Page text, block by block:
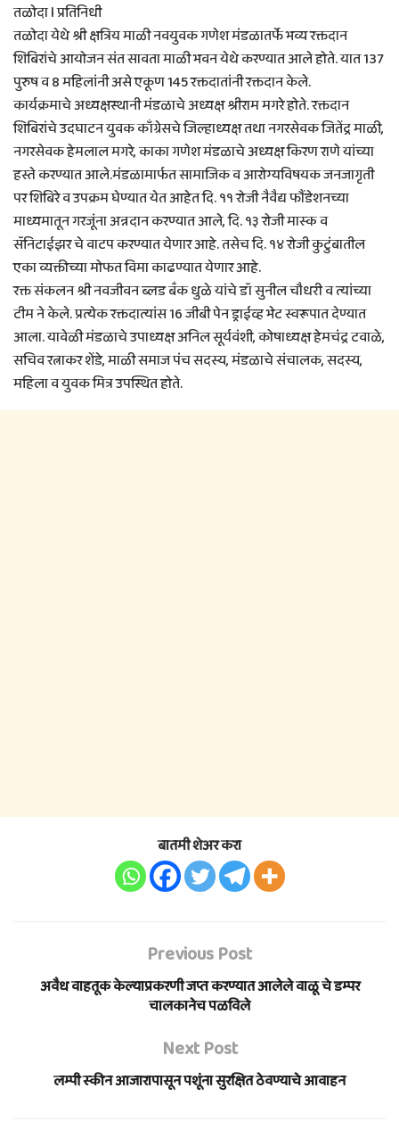
तळोदा l प्रतिनिधी
तळोदा येथे श्री क्षत्रिय माळी नवयुवक गणेश मंडळातर्फे भव्य रक्तदान
शिबिरांचे आयोजन संत सावता माळी भवन येथे करण्यात आले होते. यात 137
पुरुष व 8 महिलांनी असे एकूण 145 रक्तदातांनी रक्तदान केले.
कार्यक्रमाचे अध्यक्षस्थानी मंडळाचे अध्यक्ष श्रीराम मगरे होते. रक्तदान
शिबिरांचे उदघाटन युवक काँग्रेसचे जिल्हाध्यक्ष तथा नगरसेवक जितेंद्र माळी,
नगरसेवक हेमलाल मगरे, काका गणेश मंडळाचे अध्यक्ष किरण राणे यांच्या
हस्ते करण्यात आले.मंडळामार्फत सामाजिक व आरोग्यविषयक जनजागृती
पर शिबिरे व उपक्रम घेण्यात येत आहेत दि. ११ रोजी नैवैद्य फौंडेशनच्या
माध्यमातून गरजूंना अन्नदान करण्यात आले, दि. १३ रोजी मास्क व
सॅनिटाईझर चे वाटप करण्यात येणार आहे. तसेच दि. १४ रोजी कुटुंबातील
एका व्यक्तीच्या मोफत विमा काढण्यात येणार आहे.
रक्त संकलन श्री नवजीवन ब्लड बँक धुळे यांचे डॉ सुनील चौधरी व त्यांच्या
टीम ने केले. प्रत्येक रक्तदात्यांस 16 जीबी पेन ड्राईव्ह भेट स्वरूपात देण्यात
आला. यावेळी मंडळाचे उपाध्यक्ष अनिल सूर्यवंशी, कोषाध्यक्ष हेमचंद्र टवाळे,
सचिव रत्नाकर शेंडे, माळी समाज पंच सदस्य, मंडळाचे संचालक, सदस्य,
महिला व युवक मित्र उपस्थित होते.
बातमी शेअर करा
Previous Post
अवैध वाहतूक केल्याप्रकरणी जप्त करण्यात आलेले वाळू चे डम्पर
चालकानेच पळविले
Next Post
लम्पी स्कीन आजारापासून पशूंना सुरक्षित ठेवण्याचे आवाहन